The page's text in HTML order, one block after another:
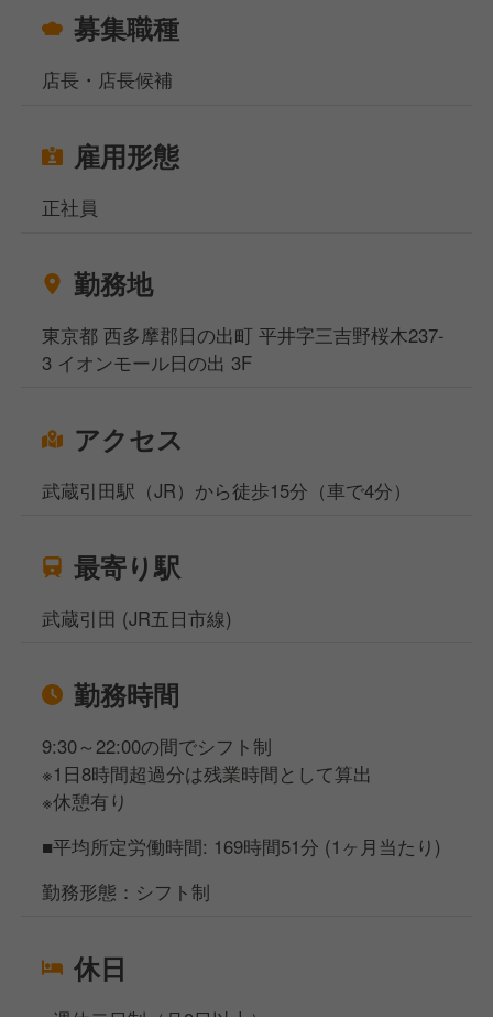
募集職種
店長・店長候補
雇用形態
正社員
勤務地
東京都 西多摩郡日の出町 平井字三吉野桜木237-
3 イオンモール日の出 3F
アクセス
武蔵引田駅（JR）から徒歩15分（車で4分）
最寄り駅
武蔵引田 (JR五日市線)
勤務時間
9:30～22:00の間でシフト制
※1日8時間超過分は残業時間として算出
※休憩有り
■平均所定労働時間: 169時間51分 (1ヶ月当たり)
勤務形態：シフト制
休日